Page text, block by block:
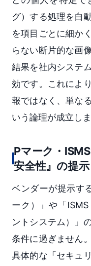
グ）する処理を自
を項目ごとに細か
らない断片的な画
結果を社内システ
効です。これによ
報ではなく、単な
いう論理が成立しま
Pマーク・
安全性』の提示
ベンダーが提示す
ーク）」や「
ントシステム）」
条件に過ぎません
具体的な「セキュ